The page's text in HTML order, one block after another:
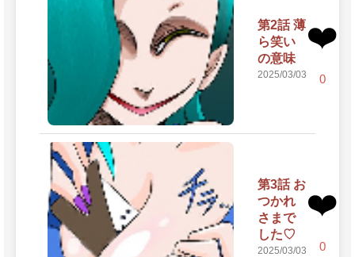
第2話 薄
ら笑い
の意味
2025/03/03
❤️
0
第3話 お
つかれ
さまで
した♡
2025/03/03
❤️
0